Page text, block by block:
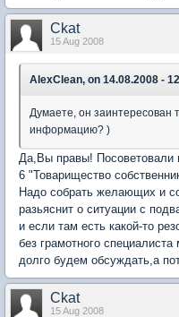
Ckat
15 Aug 2008
AlexClean, on 14.08.2008 -
Думаете, он заинтересован
информацию? )
Да,Вы правы! Посоветовали
6 "Товарищество
Надо собрать желающих и
разьяснит о ситуации с
и если там есть какой-то
без грамотного
долго будем обсуждать,а
Ckat
15 Aug 2008